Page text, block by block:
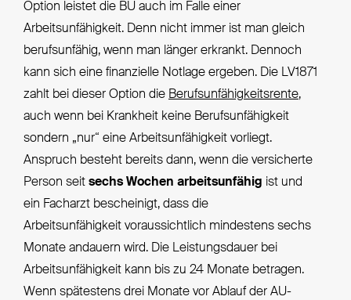
Option leistet die BU auch im Falle einer
Arbeitsunfähigkeit. Denn nicht immer ist man gleich
berufsunfähig, wenn man länger erkrankt. Dennoch
kann sich eine finanzielle Notlage ergeben. Die LV1871
zahlt bei dieser Option die Berufsunfähigkeitsrente,
auch wenn bei Krankheit keine Berufsunfähigkeit
sondern „nur“ eine Arbeitsunfähigkeit vorliegt.
Anspruch besteht bereits dann, wenn die versicherte
Person seit sechs Wochen arbeitsunfähig ist und
ein Facharzt bescheinigt, dass die
Arbeitsunfähigkeit voraussichtlich mindestens sechs
Monate andauern wird. Die Leistungsdauer bei
Arbeitsunfähigkeit kann bis zu 24 Monate betragen.
Wenn spätestens drei Monate vor Ablauf der AU-